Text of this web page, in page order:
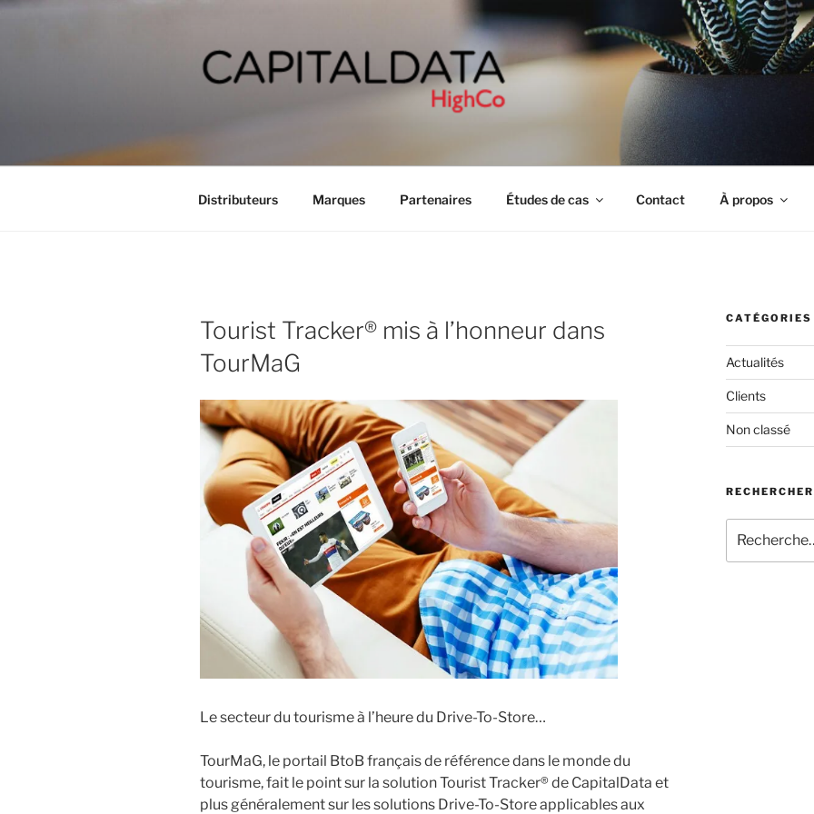
Aller
Distributeurs Marques Partenaires Études de cas Contact À propos
Tourist Tracker® mis à l’honneur dans
TourMaG
Le secteur du tourisme à l’heure du Drive-To-Store…
TourMaG, le portail BtoB français de référence dans le monde du
tourisme, fait le point sur la solution Tourist Tracker® de CapitalData et
plus généralement sur les solutions Drive-To-Store applicables aux
CATÉGORIES
Actualités
Clients
Non classé
RECHERCHER
pour
: